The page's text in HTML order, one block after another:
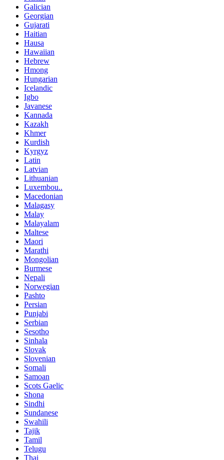
Galician
Georgian
Gujarati
Haitian
Hausa
Hawaiian
Hebrew
Hmong
Hungarian
Icelandic
Igbo
Javanese
Kannada
Kazakh
Khmer
Kurdish
Kyrgyz
Latin
Latvian
Lithuanian
Luxembou..
Macedonian
Malagasy
Malay
Malayalam
Maltese
Maori
Marathi
Mongolian
Burmese
Nepali
Norwegian
Pashto
Persian
Punjabi
Serbian
Sesotho
Sinhala
Slovak
Slovenian
Somali
Samoan
Scots Gaelic
Shona
Sindhi
Sundanese
Swahili
Tajik
Tamil
Telugu
Thai